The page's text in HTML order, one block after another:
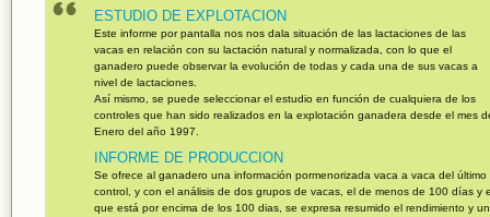
ESTUDIO DE EXPLOTACION
Este informe por pantalla nos nos dala situación de las lactaciones de las
vacas en relación con su lactación natural y normalizada, con lo que el
ganadero puede observar la evolución de todas y cada una de sus vacas a
nivel de lactaciones.
Así mismo, se puede seleccionar el estudio en función de cualquiera de los
controles que han sido realizados en la explotación ganadera desde el mes
Enero del año 1997.
INFORME DE PRODUCCION
Se ofrece al ganadero una información pormenorizada vaca a vaca del último
control, y con el análisis de dos grupos de vacas, el de menos de 100 días y
que está por encima de los 100 dias, se expresa resumido el rendimiento y un